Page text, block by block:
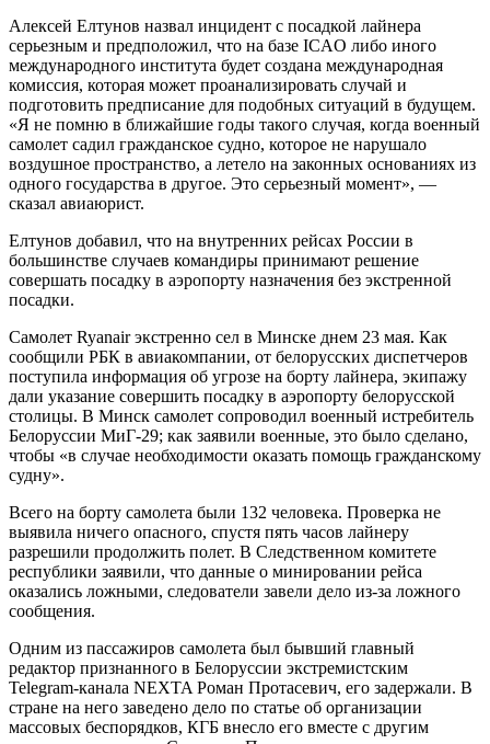
Алексей Елтунов назвал инцидент с посадкой лайнера
серьезным и предположил, что на базе ICAO либо иного
международного института будет создана международная
комиссия, которая может проанализировать случай и
подготовить предписание для подобных ситуаций в будущем.
«Я не помню в ближайшие годы такого случая, когда военный
самолет садил гражданское судно, которое не нарушало
воздушное пространство, а летело на законных основаниях из
одного государства в другое. Это серьезный момент», —
сказал авиаюрист.
Елтунов добавил, что на внутренних рейсах России в
большинстве случаев командиры принимают решение
совершать посадку в аэропорту назначения без экстренной
посадки.
Самолет Ryanair экстренно сел в Минске днем 23 мая. Как
сообщили РБК в авиакомпании, от белорусских диспетчеров
поступила информация об угрозе на борту лайнера, экипажу
дали указание совершить посадку в аэропорту белорусской
столицы. В Минск самолет сопроводил военный истребитель
Белоруссии МиГ-29; как заявили военные, это было сделано,
чтобы «в случае необходимости оказать помощь гражданскому
судну».
Всего на борту самолета были 132 человека. Проверка не
выявила ничего опасного, спустя пять часов лайнеру
разрешили продолжить полет. В Следственном комитете
республики заявили, что данные о минировании рейса
оказались ложными, следователи завели дело из-за ложного
сообщения.
Одним из пассажиров самолета был бывший главный
редактор признанного в Белоруссии экстремистским
Telegram-канала NEXTA Роман Протасевич, его задержали. В
стране на него заведено дело по статье об организации
массовых беспорядков, КГБ внесло его вместе с другим